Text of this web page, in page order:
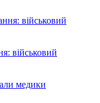
військовий